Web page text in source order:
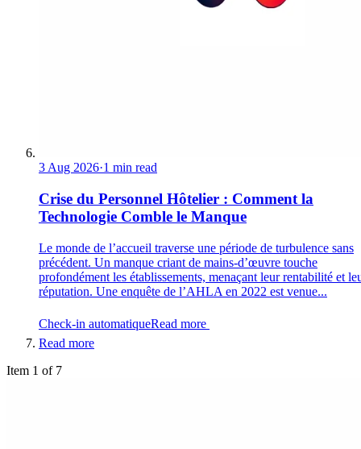
3 Aug 2026·1 min read
Crise du Personnel Hôtelier : Comment la
Technologie Comble le Manque
Le monde de l’accueil traverse une période de turbulence sans
précédent. Un manque criant de mains-d’œuvre touche
profondément les établissements, menaçant leur rentabilité et
réputation. Une enquête de l’AHLA en 2022 est venue...
Check-in automatiqueRead more
Read more
Item 1 of 7